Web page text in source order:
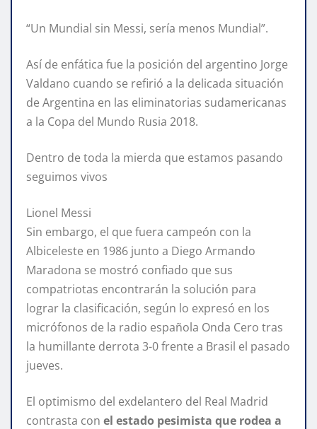
“Un Mundial sin Messi, sería menos Mundial”.
Así de enfática fue la posición del argentino Jorge
Valdano cuando se refirió a la delicada situación
de Argentina en las eliminatorias sudamericanas
a la Copa del Mundo Rusia 2018.
Dentro de toda la mierda que estamos pasando
seguimos vivos
Lionel Messi
Sin embargo, el que fuera campeón con la
Albiceleste en 1986 junto a Diego Armando
Maradona se mostró confiado que sus
compatriotas encontrarán la solución para
lograr la clasificación, según lo expresó en los
micrófonos de la radio española Onda Cero tras
la humillante derrota 3-0 frente a Brasil el pasado
jueves.
El optimismo del exdelantero del Real Madrid
contrasta con el estado pesimista que rodea a